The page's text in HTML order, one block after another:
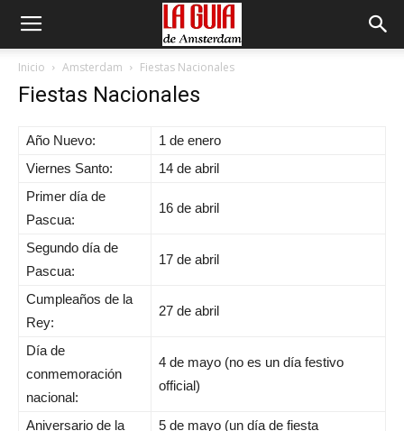
Inicio Amsterdam Fiestas Nacionales
Fiestas Nacionales
Año Nuevo:
1 de enero
Viernes Santo:
14 de abril
Primer día de
Pascua:
16 de abril
Segundo día de
Pascua:
17 de abril
Cumpleaños de la
Rey:
27 de abril
Día de
conmemoración
nacional:
4 de mayo (no es un día festivo
official)
Aniversario de la
5 de mayo (un día de fiesta